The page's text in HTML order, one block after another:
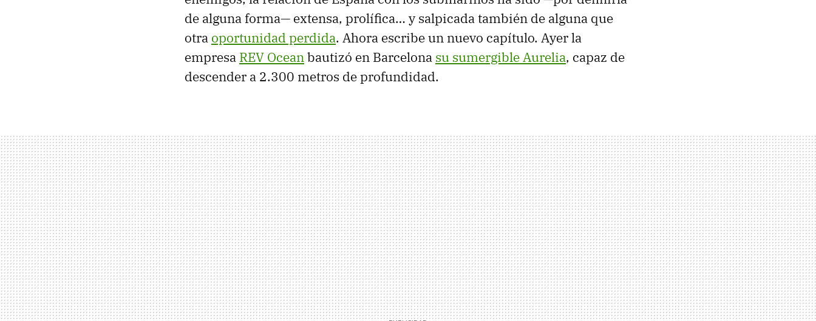
de alguna forma— extensa, prolífica… y salpicada también de alguna que
otra oportunidad perdida. Ahora escribe un nuevo capítulo. Ayer la
empresa REV Oceanbautizó en Barcelona su sumergible Aurelia, capaz de
descender a 2.300 metros de profundidad.